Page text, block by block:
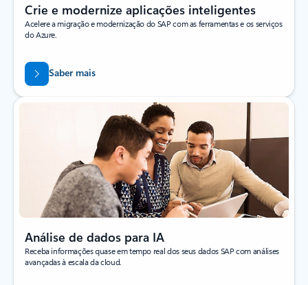
Crie e modernize aplicações inteligentes
Acelere a migração e modernização do SAP com as ferramentas e os serviços
do Azure.
Saber mais
Análise de dados para IA
Receba informações quase em tempo real dos seus dados SAP com análises
avançadas à escala da cloud.